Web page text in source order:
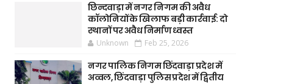
छिन्दवाड़ा में नगर निगम की अवैध
कॉलोनियों के खिलाफ बड़ी कार्रवाई: दो
स्थानों पर अवैध निर्माण ध्वस्त
Unknown Feb 25, 2026
नगर पालिक निगम छिंदवाड़ा प्रदेश में
अव्वल, छिंदवाड़ा पुलिस प्रदेश में द्वितीय